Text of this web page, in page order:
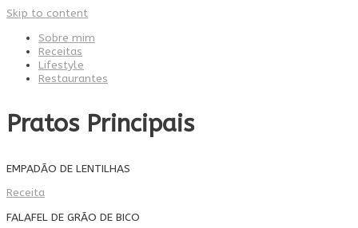
Skip to content
Sobre mim
Receitas
Lifestyle
Restaurantes
Pratos Principais
EMPADÃO DE LENTILHAS
Receita
FALAFEL DE GRÃO DE BICO